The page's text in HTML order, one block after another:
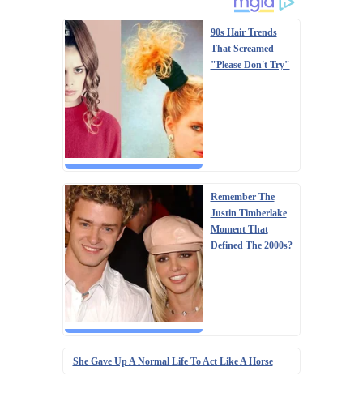
90s Hair Trends
That Screamed
"Please Don't Try"
Remember The
Justin Timberlake
Moment That
Defined The 2000s?
She Gave Up A Normal Life To Act Like A Horse